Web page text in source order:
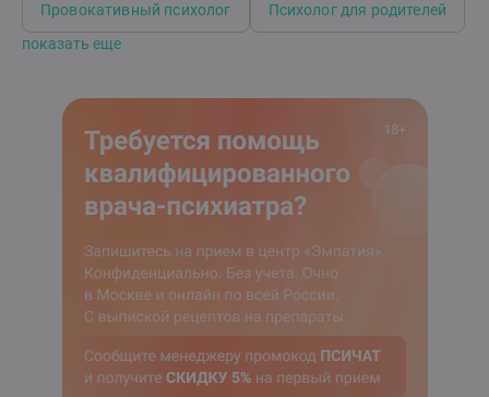
Провокативный психолог
Психолог для родителей
показать еще